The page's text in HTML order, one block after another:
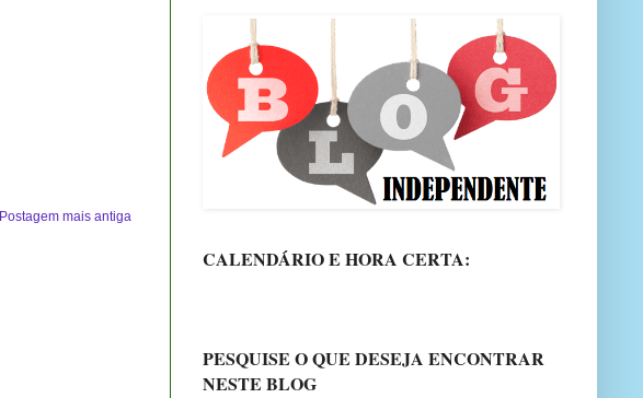
Postagem mais antiga
CALENDÁRIO E HORA CERTA:
PESQUISE O QUE DESEJA ENCONTRAR
NESTE BLOG